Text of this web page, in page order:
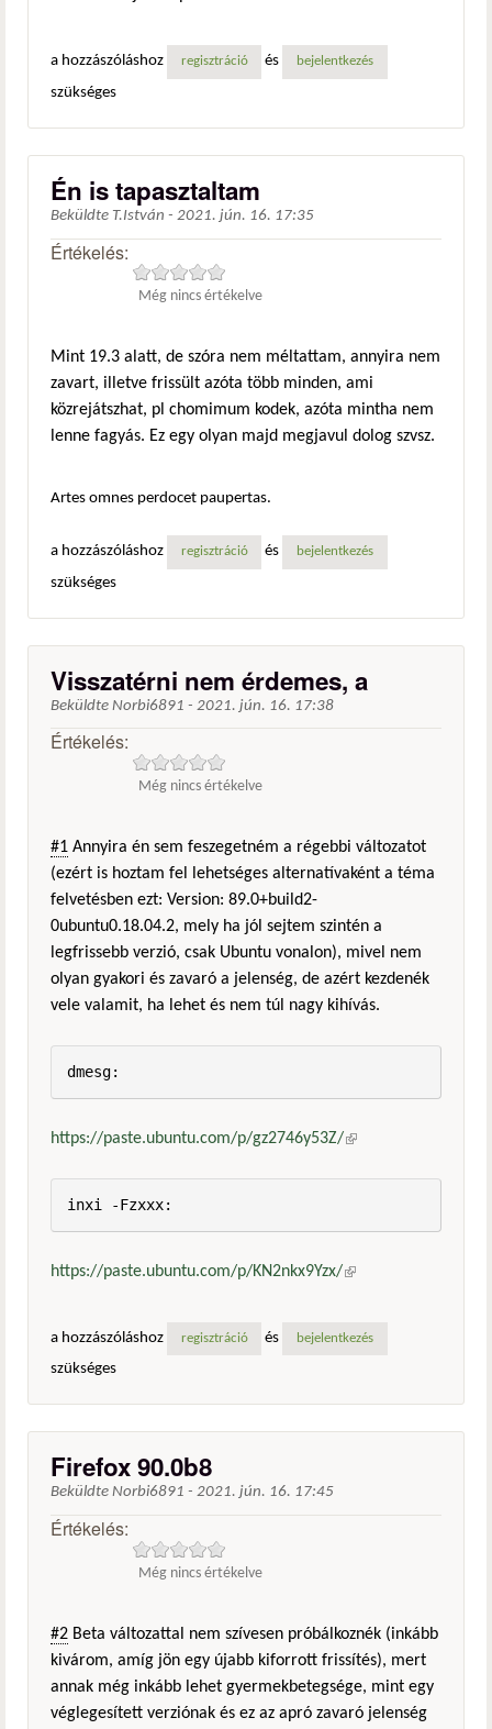
a hozzászóláshoz regisztráció és bejelentkezés
szükséges
Én is tapasztaltam
Beküldte T.István - 2021. jún. 16. 17:35
Értékelés:
Még nincs értékelve
Mint 19.3 alatt, de szóra nem méltattam, annyira nem
zavart, illetve frissült azóta több minden, ami
közrejátszhat, pl chomimum kodek, azóta mintha nem
lenne fagyás. Ez egy olyan majd megjavul dolog szvsz.
Artes omnes perdocet paupertas.
a hozzászóláshoz regisztráció és bejelentkezés
szükséges
Visszatérni nem érdemes, a
Beküldte Norbi6891 - 2021. jún. 16. 17:38
Értékelés:
Még nincs értékelve
#1 Annyira én sem feszegetném a régebbi változatot
(ezért is hoztam fel lehetséges alternatívaként a téma
felvetésben ezt: Version: 89.0+build2-
0ubuntu0.18.04.2, mely ha jól sejtem szintén a
legfrissebb verzió, csak Ubuntu vonalon), mivel nem
olyan gyakori és zavaró a jelenség, de azért kezdenék
vele valamit, ha lehet és nem túl nagy kihívás.
dmesg:
https://paste.ubuntu.com/p/gz2746y53Z/(külső
inxi -Fzxxx:
https://paste.ubuntu.com/p/KN2nkx9Yzx/(külső
a hozzászóláshoz regisztráció és bejelentkezés
szükséges
Firefox 90.0b8
Beküldte Norbi6891 - 2021. jún. 16. 17:45
Értékelés:
Még nincs értékelve
#2 Beta változattal nem szívesen próbálkoznék (inkább
kivárom, amíg jön egy újabb kiforrott frissítés), mert
annak még inkább lehet gyermekbetegsége, mint egy
véglegesített verziónak és ez az apró zavaró jelenség